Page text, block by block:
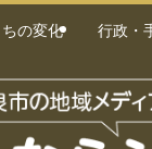
ちの変化 行政・